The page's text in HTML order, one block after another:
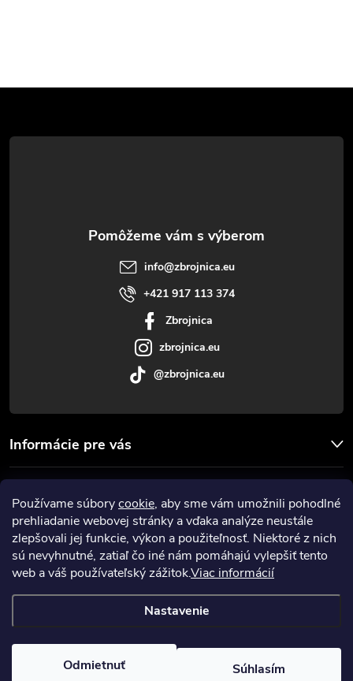
Používame súborycookie, aby sme vám umožnili pohodlné
prehliadanie webovej stránky a vďaka analýze neustále
zlepšovali jej funkcie, výkon a použiteľnosť. Niektoré z nich
sú nevyhnutné, zatiaľ čo iné nám pomáhajú vylepšiť tento
web a váš používateľský zážitok.Viac informácií
Nastavenie
Odmietnuť Súhlasím
á
Informácie pre vás
Prijímame online platby
info@zbrojnica.eu
+421 917 113 374
Zbrojnica
zbrojnica.eu
@zbrojnica.eu
cookies